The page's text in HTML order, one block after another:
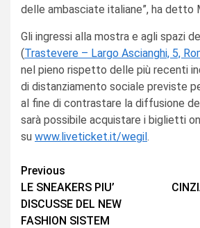
delle ambasciate italiane”, ha detto
Gli ingressi alla mostra e agli spazi
(Trastevere – Largo Ascianghi, 5,
nel pieno rispetto delle più recenti
di distanziamento sociale previste
al fine di contrastare la diffusione
sarà possibile acquistare i biglietti
su www.liveticket.it/wegil.
Continue
Reading
Previous
LE SNEAKERS PIU’
DISCUSSE DEL NEW
FASHION SISTEM